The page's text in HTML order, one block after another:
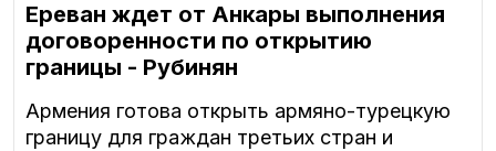
Ереван ждет от Анкары выполнения
договоренности по открытию
границы - Рубинян
Армения готова открыть армяно-турецкую
границу для граждан третьих стран и